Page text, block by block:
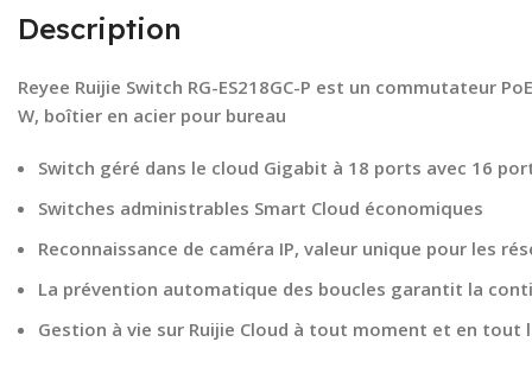
Description
Reyee Ruijie Switch RG-ES218GC-P est un commutateur
W, boîtier en acier pour bureau
Switch géré dans le cloud Gigabit à 18 ports avec 16
Switches administrables Smart Cloud économiques
Reconnaissance de caméra IP, valeur unique pour les
La prévention automatique des boucles garantit la
Gestion à vie sur Ruijie Cloud à tout moment et en tout